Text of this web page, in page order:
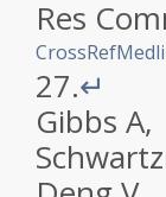
Res
CrossRef
27.↵
Gibbs A,